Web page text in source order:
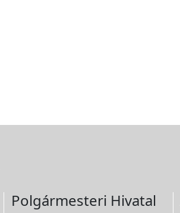
Polgármesteri Hivatal